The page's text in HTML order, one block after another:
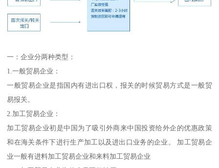
一：企业分两种类型：
1.一般贸易企业：
一般贸易企业是指国内有进出口权，报关的时候贸易方式是一般贸
易报关。
2.加工贸易企业：
加工贸易企业初是中国为了吸引外商来中国投资给外企的优惠政策
和在海关条件下进行生产加工以及进出口业务的企业。 加工贸易企
业一般有进料加工贸易企业和来料加工贸易企业